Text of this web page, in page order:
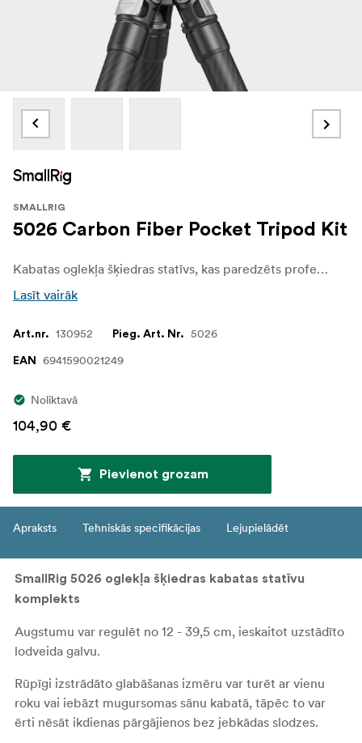
SMALLRIG
5026 Carbon Fiber Pocket Tripod Kit
Kabatas oglekļa šķiedras statīvs, kas paredzēts profesionāliem fotogrāfiem. Tas ir kompakts un smalks, taču jaudīgs un stabils, un tajā var viegli noturēt 3 kg smagu kameru un objektīvu.
Lasīt vairāk
Art.nr. 130952 Pieg. Art. Nr. 5026
EAN 6941590021249
Noliktavā
104,90 €
Pievienot grozam
Apraksts Tehniskās specifikācijas Lejupielādēt
SmallRig 5026 oglekļa šķiedras kabatas statīvu
komplekts
Augstumu var regulēt no 12 - 39,5 cm, ieskaitot uzstādīto
lodveida galvu.
Rūpīgi izstrādāto glabāšanas izmēru var turēt ar vienu
roku vai iebāzt mugursomas sānu kabatā, tāpēc to var
ērti nēsāt ikdienas pārgājienos bez jebkādas slodzes.